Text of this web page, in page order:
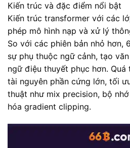
Kiến trúc và đặc điểm nổi bật
Kiến trúc transformer với các
phép mô hình nạp và xử lý
So với các phiên bản nhỏ hơn,
sự phụ thuộc ngữ cảnh, tạo
ngữ điệu thuyết phục hơn. Quá
tài nguyên phần cứng lớn, tối
thuật như mix precision, bộ
hóa gradient clipping.